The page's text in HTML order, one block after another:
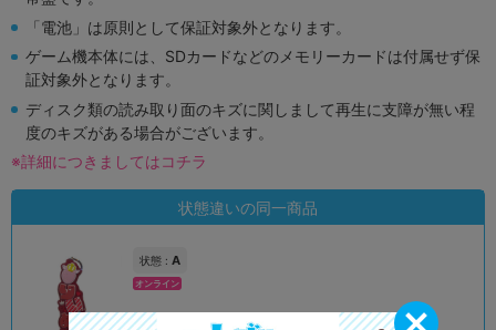
「電池」は原則として保証対象外となります。
ゲーム機本体には、SDカードなどのメモリーカードは付属せず保
証対象外となります。
ディスク類の読み取り面のキズに関しまして再生に支障が無い程
度のキズがある場合がございます。
※詳細につきましてはコチラ
状態違いの同一商品
状態 : A
オンライン